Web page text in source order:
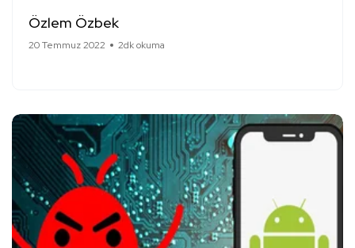
Özlem Özbek
20 Temmuz 2022 2dk okuma